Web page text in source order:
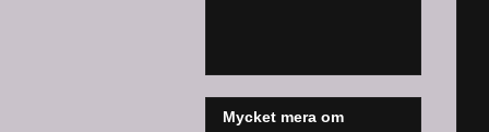
Mycket mera om